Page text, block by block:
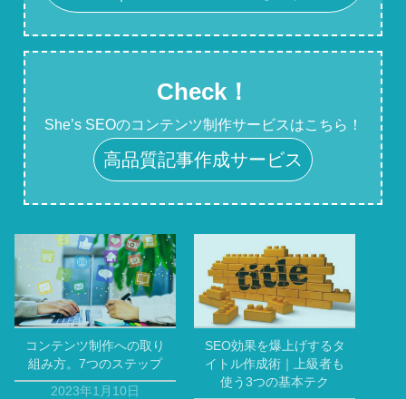
Check！
She’s SEOのコンテンツ制作サービスはこちら！
高品質記事作成サービス
コンテンツ制作への取り
組み方。7つのステップ
2023年1月10日
SEO効果を爆上げするタ
イトル作成術｜上級者も
使う3つの基本テク